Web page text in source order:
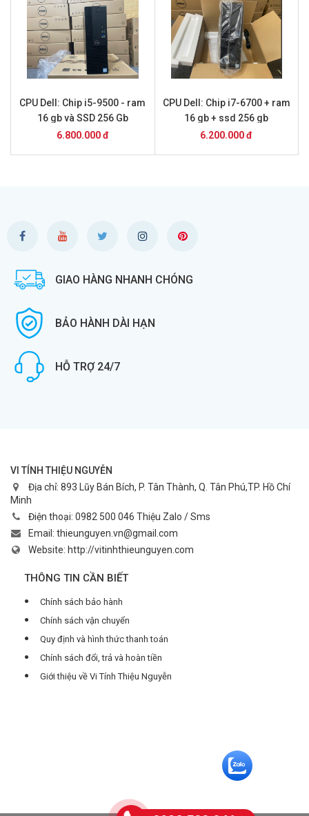
CPU Dell: Chip i5-9500 - ram
16 gb và SSD 256 Gb
6.800.000 đ
CPU Dell: Chip i7-6700 + ram
16 gb + ssd 256 gb
6.200.000 đ
GIAO HÀNG NHANH CHÓNG
BẢO HÀNH DÀI HẠN
HỖ TRỢ 24/7
VI TÍNH THIỆU NGUYỄN
Địa chỉ: 893 Lũy Bán Bích, P. Tân Thành, Q. Tân Phú,TP. Hồ Chí
Minh
Điện thoại: 0982 500 046 Thiệu Zalo / Sms
Email: thieunguyen.vn@gmail.com
Website: http://vitinhthieunguyen.com
THÔNG TIN CẦN BIẾT
Chính sách bảo hành
Chính sách vận chuyển
Quy định và hình thức thanh toán
Chính sách đổi, trả và hoàn tiền
Giới thiệu về Vi Tính Thiệu Nguyễn